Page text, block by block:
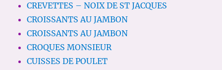
CREVETTES – NOIX DE ST JACQUES
CROISSANTS AU JAMBON
CROISSANTS AU JAMBON
CROQUES MONSIEUR
CUISSES DE POULET